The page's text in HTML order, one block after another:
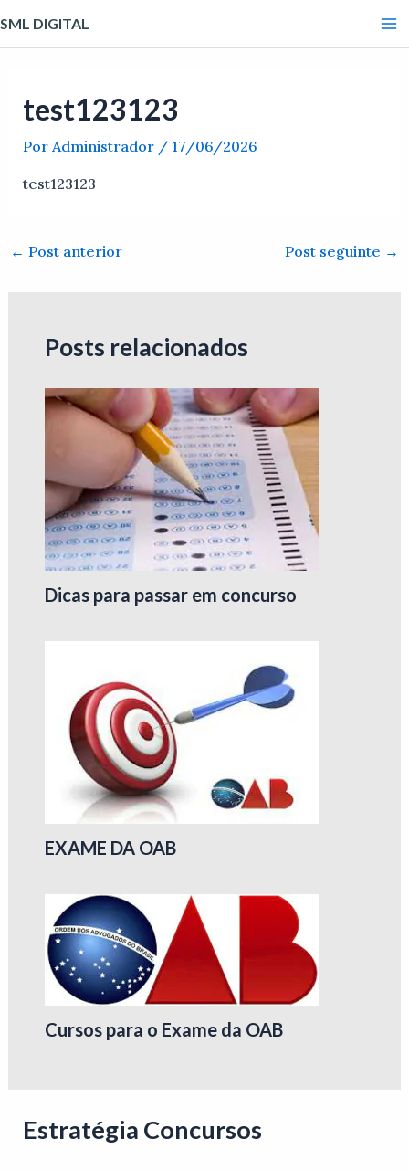
para
SML DIGITAL
test123123
Por Administrador / 17/06/2026
test123123
navigation
← Post anterior Post seguinte →
Posts relacionados
Dicas para passar em concurso
EXAME DA OAB
Cursos para o Exame da OAB
Estratégia Concursos